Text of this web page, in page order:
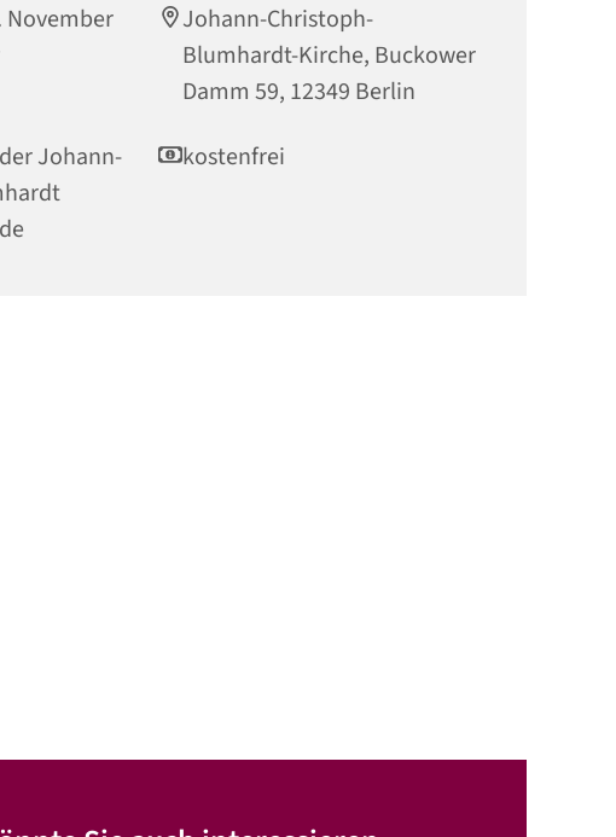
November
Johann-Christoph-
Blumhardt-Kirche, Buckower
Damm 59, 12349 Berlin
Johann-
kostenfrei